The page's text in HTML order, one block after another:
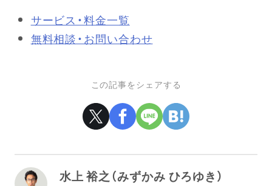
サービス・料金一覧
無料相談・お問い合わせ
この記事をシェアする
水上 裕之（みずかみ ひろゆき）